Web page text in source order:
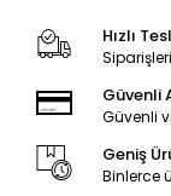
Hızlı
Güvenli
Güvenli
Geniş
Binlerce